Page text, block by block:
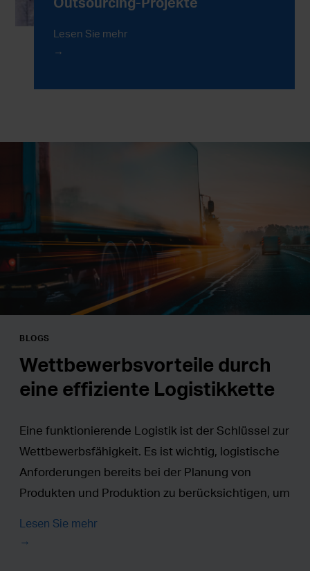
Lesen Sie mehr
BLOGS
Wettbewerbsvorteile durch
eine effiziente Logistikkette
Eine funktionierende Logistik ist der Schlüssel zur
Wettbewerbsfähigkeit. Es ist wichtig, logistische
Anforderungen bereits bei der Planung von
Produkten und Produktion zu berücksichtigen, um
Lesen Sie mehr